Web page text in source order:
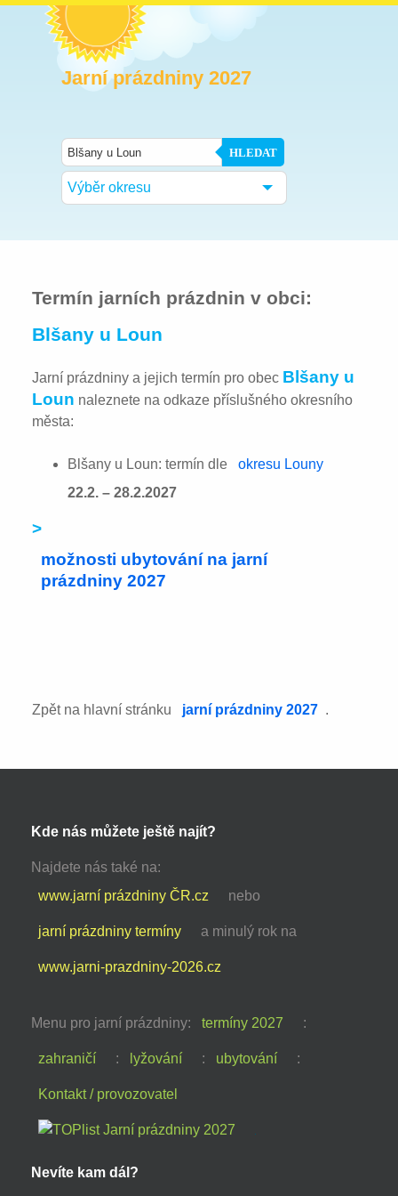
Jarní prázdniny 2027
HLEDAT
Výběr okresu
Termín jarních prázdnin v obci:
Blšany u Loun
Jarní prázdniny a jejich termín pro obec Blšany u
Loun naleznete na odkaze příslušného okresního
města:
Blšany u Loun: termín dle
okresu Louny
22.2. – 28.2.2027
>
možnosti ubytování na jarní
prázdniny 2027
Zpět na hlavní stránku jarní prázdniny 2027 .
Kde nás můžete ještě najít?
Najdete nás také na:
www.jarní prázdniny ČR.cz
nebo
jarní prázdniny termíny a minulý rok na
www.jarni-prazdniny-2026.cz
Menu pro jarní prázdniny: termíny 2027 :
zahraničí : lyžování : ubytování :
Kontakt / provozovatel
Nevíte kam dál?